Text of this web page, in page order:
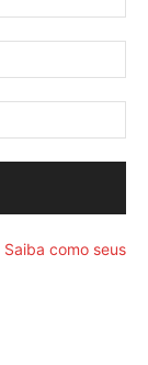
Saiba como seus